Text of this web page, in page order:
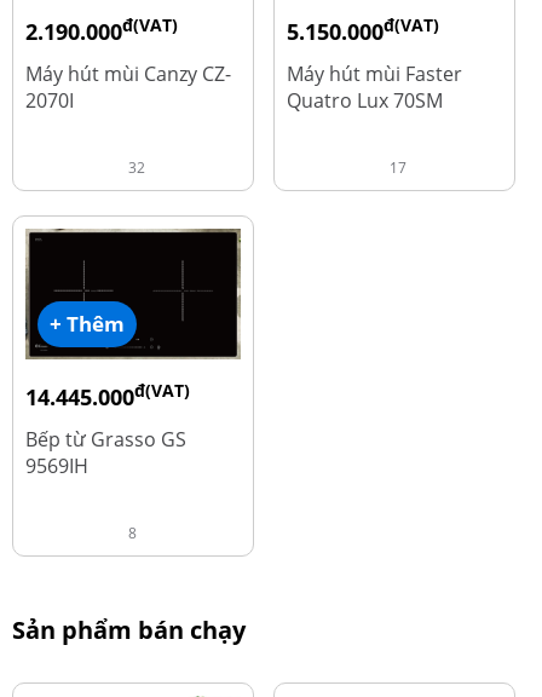
2.190.000đ(VAT)
4.450.000
Máy hút mùi Canzy CZ-
2070I
32
5.150.000đ(VAT)
9.700.000
Máy hút mùi Faster
Quatro Lux 70SM
17
+ Thêm
14.445.000đ(VAT)
19.260.000
Bếp từ Grasso GS
9569IH
8
Sản phẩm bán chạy